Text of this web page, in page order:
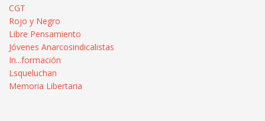
CGT
Rojo y Negro
Libre Pensamiento
Jóvenes Anarcosindicalistas
In...formación
Lsqueluchan
Memoria Libertaria